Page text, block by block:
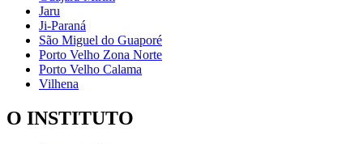
Jaru
Ji-Paraná
São Miguel do Guaporé
Porto Velho Zona Norte
Porto Velho Calama
Vilhena
O INSTITUTO